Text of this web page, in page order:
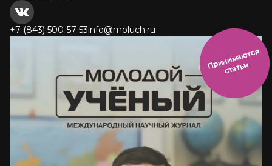
+7 (843) 500-57-53info@moluch.ru
П
р
и
н
и
м
а
ют
с
я
ст
ать
и